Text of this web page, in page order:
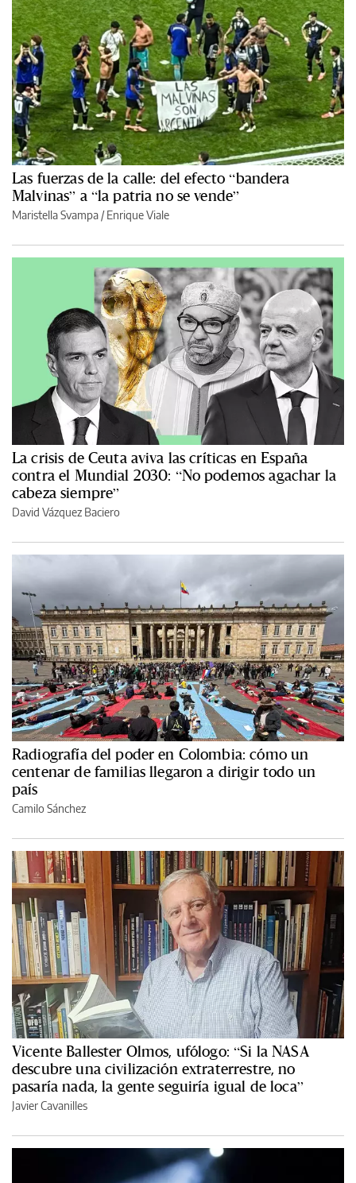
Las fuerzas de la calle: del efecto “bandera
Malvinas” a “la patria no se vende”
Maristella Svampa /Enrique Viale
La crisis de Ceuta aviva las críticas en España
contra el Mundial 2030: “No podemos agachar la
cabeza siempre”
David Vázquez Baciero
Radiografía del poder en Colombia: cómo un
centenar de familias llegaron a dirigir todo un
país
Camilo Sánchez
Vicente Ballester Olmos, ufólogo: “Si la NASA
descubre una civilización extraterrestre, no
pasaría nada, la gente seguiría igual de loca”
Javier Cavanilles